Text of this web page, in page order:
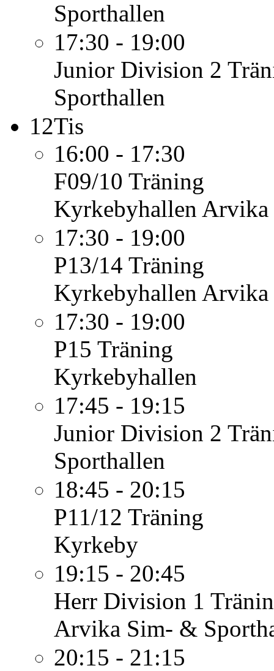
Sporthallen
17:30 - 19:00
Junior Division 2
Sporthallen
12Tis
16:00 - 17:30
F09/10 Träning
Kyrkebyhallen Arvika
17:30 - 19:00
P13/14 Träning
Kyrkebyhallen Arvika
17:30 - 19:00
P15 Träning
Kyrkebyhallen
17:45 - 19:15
Junior Division 2
Sporthallen
18:45 - 20:15
P11/12 Träning
Kyrkeby
19:15 - 20:45
Herr Division 1
Arvika Sim- &
20:15 - 21:15